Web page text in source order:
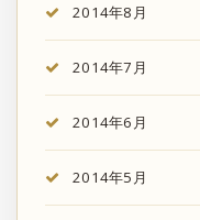
2014年8月
2014年7月
2014年6月
2014年5月